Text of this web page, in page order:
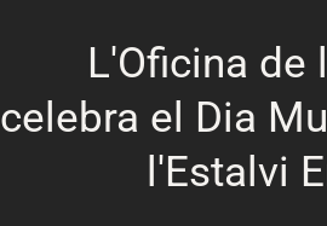
L'Oficina de
celebra el Dia
l'Estalvi